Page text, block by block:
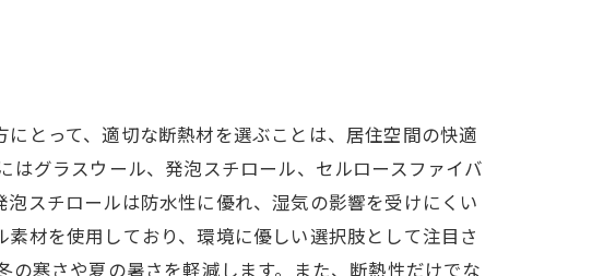
とって、適切な断熱材を選ぶことは、居住空間の快適
グラスウール、発泡スチロール、セルロースファイバ
スチロールは防水性に優れ、湿気の影響を受けにくい
材を使用しており、環境に優しい選択肢として注目さ
寒さや夏の暑さを軽減します。また、断熱性だけでな